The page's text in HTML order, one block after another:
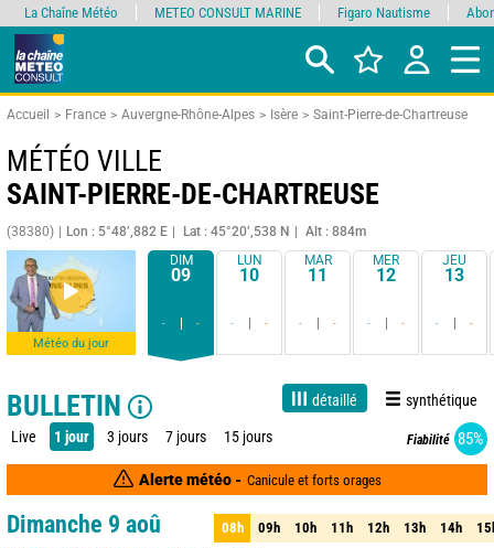
Accueil France Auvergne-Rhône-Alpes Isère Saint-Pierre-de-Chartreuse
MÉTÉO VILLE
SAINT-PIERRE-DE-CHARTREUSE
(38380) Lon : 5°48’,882 E Lat : 45°20’,538 N Alt : 884m
Météo du jour
DIM
09
- -
LUN
10
- -
MAR
11
- -
MER
12
- -
JEU
13
- -
BULLETIN détaillé synthétique
Live 1 jour 3 jours 7 jours 15 jours Fiabilité 85%
Alerte météo - Canicule et forts orages
Dimanche 9 aoû 08h 09h 10h 11h 12h 13h 14h
08h 09h 10h 11h 12h 13h 14h
La Chaîne Météo METEO CONSULT MARINE Figaro Nautisme